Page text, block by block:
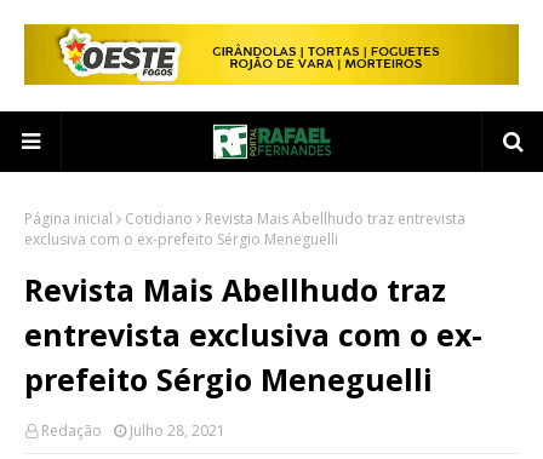
Página inicial Cotidiano
Revista Mais Abellhudo traz entrevista
exclusiva com o ex-prefeito Sérgio Meneguelli
Revista Mais Abellhudo traz
entrevista exclusiva com o ex-
prefeito Sérgio Meneguelli
Redação Julho 28, 2021